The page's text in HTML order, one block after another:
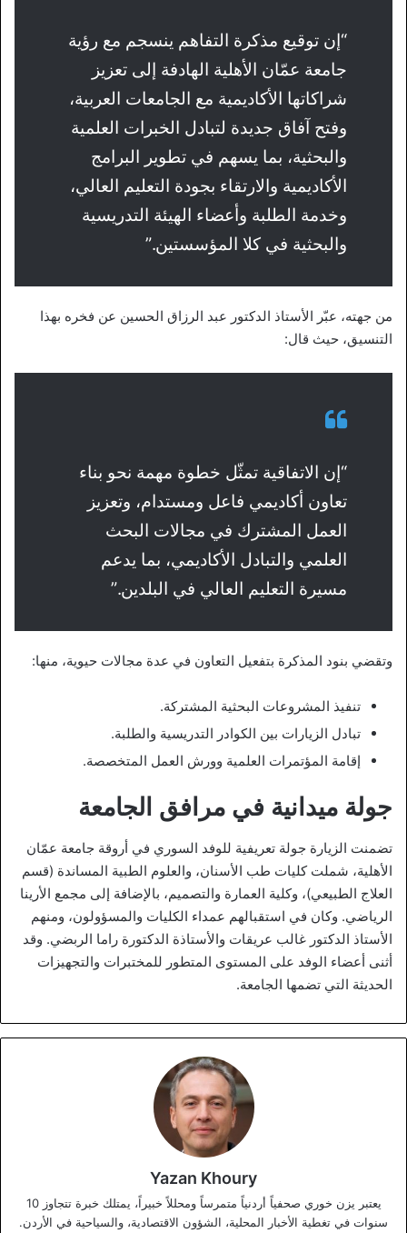
“إن توقيع مذكرة التفاهم ينسجم مع رؤية
جامعة عمّان الأهلية الهادفة إلى تعزيز
شراكاتها الأكاديمية مع الجامعات العربية،
وفتح آفاق جديدة لتبادل الخبرات العلمية
والبحثية، بما يسهم في تطوير البرامج
الأكاديمية والارتقاء بجودة التعليم العالي،
وخدمة الطلبة وأعضاء الهيئة التدريسية
والبحثية في كلا المؤسستين.”
من جهته، عبّر الأستاذ الدكتور عبد الرزاق الحسين عن فخره بهذا
التنسيق، حيث قال:
“إن الاتفاقية تمثّل خطوة مهمة نحو بناء
تعاون أكاديمي فاعل ومستدام، وتعزيز
العمل المشترك في مجالات البحث
العلمي والتبادل الأكاديمي، بما يدعم
مسيرة التعليم العالي في البلدين.”
وتقضي بنود المذكرة بتفعيل التعاون في عدة مجالات حيوية، منها:
تنفيذ المشروعات البحثية المشتركة.
تبادل الزيارات بين الكوادر التدريسية والطلبة.
إقامة المؤتمرات العلمية وورش العمل المتخصصة.
جولة ميدانية في مرافق الجامعة
تضمنت الزيارة جولة تعريفية للوفد السوري في أروقة جامعة عمّان
الأهلية، شملت كليات طب الأسنان، والعلوم الطبية المساندة (قسم
العلاج الطبيعي)، وكلية العمارة والتصميم، بالإضافة إلى مجمع الأرينا
الرياضي. وكان في استقبالهم عمداء الكليات والمسؤولون، ومنهم
الأستاذ الدكتور غالب عريقات والأستاذة الدكتورة راما الربضي. وقد
أثنى أعضاء الوفد على المستوى المتطور للمختبرات والتجهيزات
الحديثة التي تضمها الجامعة.
Yazan Khoury
يعتبر يزن خوري صحفياً أردنياً متمرساً ومحللاً خبيراً، يمتلك خبرة تتجاوز 10
سنوات في تغطية الأخبار المحلية، الشؤون الاقتصادية، والسياحية في الأردن.